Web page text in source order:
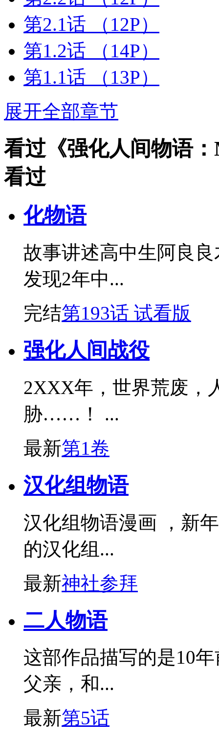
第2.1话
（12P）
第1.2话
（14P）
第1.1话
（13P）
展开全部章节
看过《强化人间物语
看过
化物语
故事讲述高中生阿良
发现2年中...
完结第193话 试看版
强化人间战役
2XXX年，世界荒废，
胁……！ ...
最新第1卷
汉化组物语
汉化组物语漫画 ，新
的汉化组...
最新神社参拜
二人物语
这部作品描写的是10
父亲，和...
最新第5话